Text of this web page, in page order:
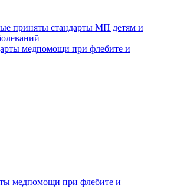
приняты стандарты МП детям и
медпомощи при флебите и